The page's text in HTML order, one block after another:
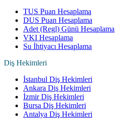
TUS Puan Hesaplama
DUS Puan Hesaplama
Adet (Regl) Günü Hesaplama
VKI Hesaplama
Su İhtiyacı Hesaplama
Diş Hekimleri
İstanbul Diş Hekimleri
Ankara Diş Hekimleri
İzmir Diş Hekimleri
Bursa Diş Hekimleri
Antalya Diş Hekimleri